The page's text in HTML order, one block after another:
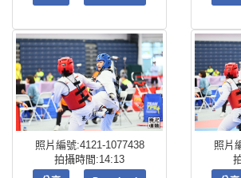
照片編號:4121-1077438
拍攝時間:14:13
照片